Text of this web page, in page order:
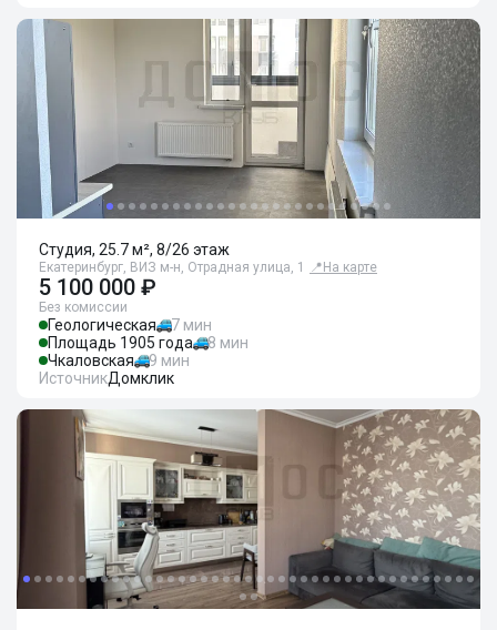
Студия, 25.7 м², 8/26 этаж
Екатеринбург, ВИЗ м-н, Отрадная улица, 1 📍 На карте
5 100 000 ₽
Без комиссии
Геологическая
7 мин
Площадь 1905 года
8 мин
Чкаловская
9 мин
ИсточникДомклик